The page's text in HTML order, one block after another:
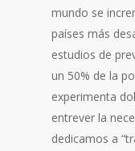
mundo se
países más
estudios de
un 50% de la
experimenta
entrever la
dedicamos a